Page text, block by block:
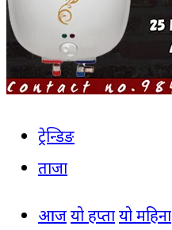
ट्रेन्डिङ
ताजा
आजयो हप्तायो महिना